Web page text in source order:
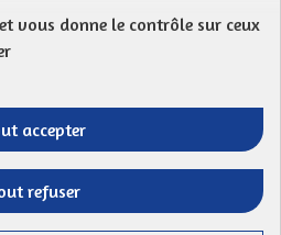
fichiers Open Data
vos mains - Collectivité
Entre vos mains - Collectivité
Entre vos mains - Collectivité
Entre vos mains -
vous donne le contrôle sur ceux
accepter
refuser